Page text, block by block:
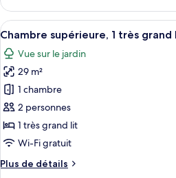
très
grand
lit,
balcon
Chambre
Deluxe,
1
grand
lit,
balcon
Afficher
toutes
les
photos
pour
ce
type
de
chambre :
Chambre
5
Chambre supérieure, 1 très
Vue sur le jardin
29 m²
1 chambre
2 personnes
1 très grand lit
Wi-Fi gratuit
Plus de détails
Plus